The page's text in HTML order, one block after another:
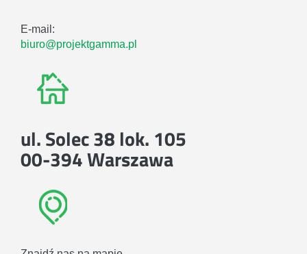
E-mail:
biuro@projektgamma.pl
ul. Solec 38 lok. 105
00-394 Warszawa